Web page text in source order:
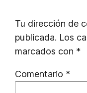
Tu dirección de
publicada. Los
marcados con *
Comentario *